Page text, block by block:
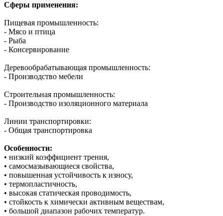
Сферы применения:
Пищевая промышленность:
- Мясо и птица
- Рыба
- Консервирование
Деревообрабатывающая промышленность:
- Производство мебели
Строительная промышленность:
- Производство изоляционного материала
Линии транспортировки:
- Общая транспортировка
Особенности:
• низкий коэффициент трения,
• самосмазывающиеся свойства,
• повышенная устойчивость к износу,
• термопластичность,
• высокая статическая проводимость,
• стойкость к химически активным веществам,
• большой диапазон рабочих температур.